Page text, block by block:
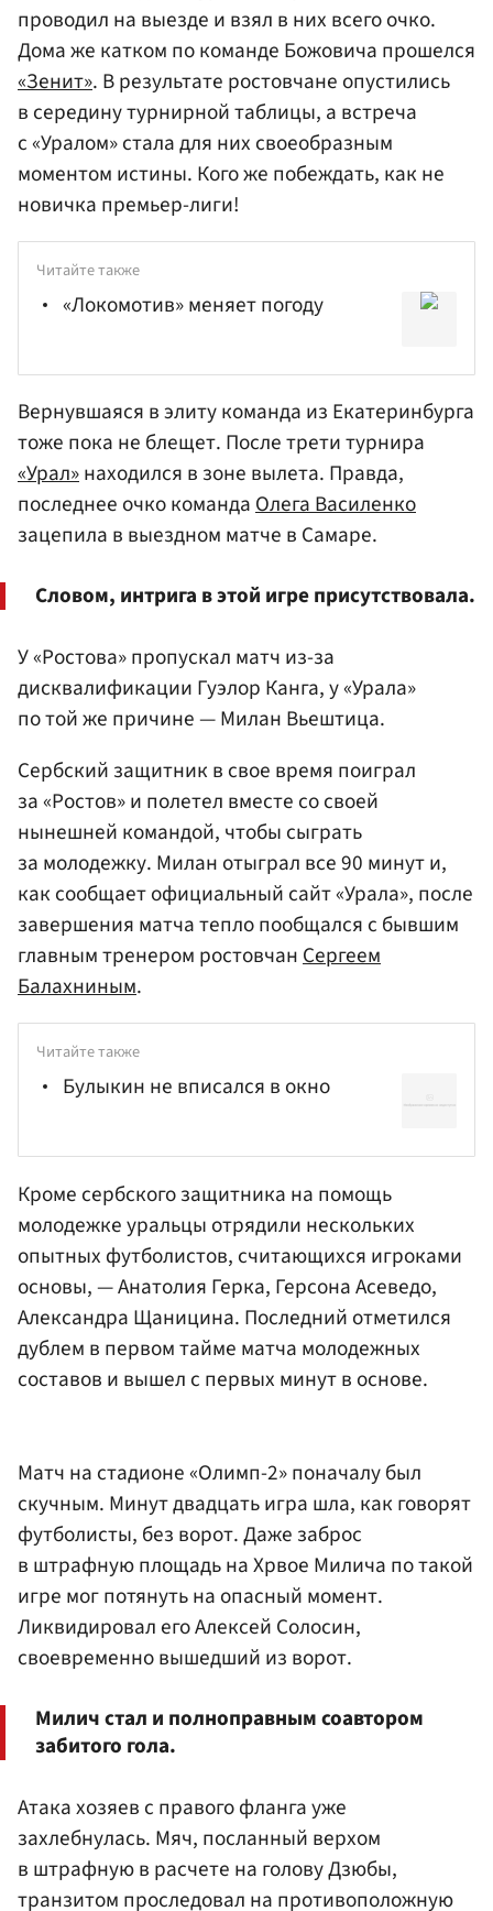
проводил на выезде и взял в них всего очко.
Дома же катком по команде Божовича прошелся
«Зенит». В результате ростовчане опустились
в середину турнирной таблицы, а встреча
с «Уралом» стала для них своеобразным
моментом истины. Кого же побеждать, как не
новичка премьер-лиги!
Читайте также
«Локомотив» меняет погоду
Вернувшаяся в элиту команда из Екатеринбурга
тоже пока не блещет. После трети турнира
«Урал»находился в зоне вылета. Правда,
последнее очко командаОлега Василенко
зацепила в выездном матче в Самаре.
Словом, интрига в этой игре присутствовала.
У «Ростова» пропускал матч из-за
дисквалификации Гуэлор Канга, у «Урала»
по той же причине — Милан Вьештица.
Сербский защитник в свое время поиграл
за «Ростов» и полетел вместе со своей
нынешней командой, чтобы сыграть
за молодежку. Милан отыграл все 90 минут и,
как сообщает официальный сайт «Урала», после
завершения матча тепло пообщался с бывшим
главным тренером ростовчанСергеем
Балахниным.
Читайте также
Булыкин не вписался в окно
Кроме сербского защитника на помощь
молодежке уральцы отрядили нескольких
опытных футболистов, считающихся игроками
основы, — Анатолия Герка, Герсона Асеведо,
Александра Щаницина. Последний отметился
дублем в первом тайме матча молодежных
составов и вышел с первых минут в основе.
Матч на стадионе «Олимп-2» поначалу был
скучным. Минут двадцать игра шла, как говорят
футболисты, без ворот. Даже заброс
в штрафную площадь на Хрвое Милича по такой
игре мог потянуть на опасный момент.
Ликвидировал его Алексей Солосин,
своевременно вышедший из ворот.
Милич стал и полноправным соавтором
забитого гола.
Атака хозяев с правого фланга уже
захлебнулась. Мяч, посланный верхом
в штрафную в расчете на голову Дзюбы,
транзитом проследовал на противоположную